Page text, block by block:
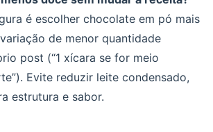
é escolher chocolate em pó mais
de menor quantidade
post (“1 xícara se for meio
Evite reduzir leite condensado,
estrutura e sabor.